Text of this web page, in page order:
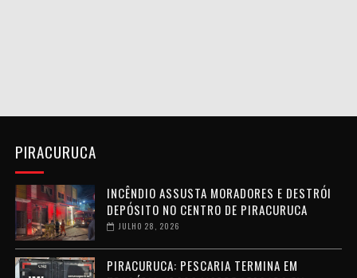
PIRACURUCA
INCÊNDIO ASSUSTA MORADORES E DESTRÓI
DEPÓSITO NO CENTRO DE PIRACURUCA
JULHO 28, 2026
PIRACURUCA: PESCARIA TERMINA EM